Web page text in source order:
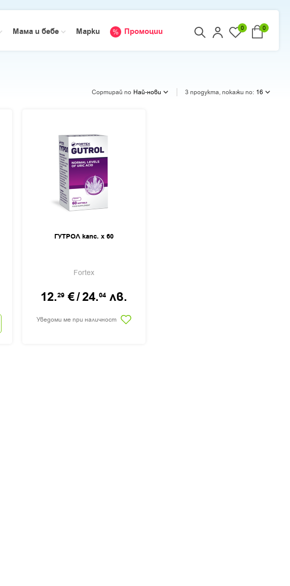
Мама и бебе Марки Промоции 0 0
Сортирай по Най-нови 3 продукта, покажи по: 16
ГУТРОЛ капс. х 60
Fortex
12.29 €/24.04 лв.
Уведоми ме при наличност